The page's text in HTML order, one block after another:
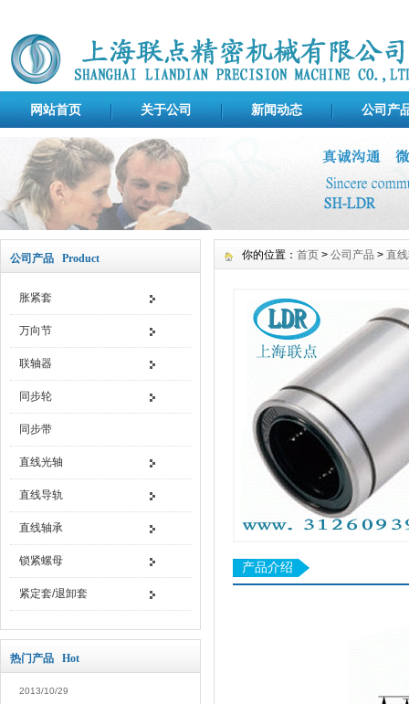
网站首页 关于公司 新闻动态 公司产
公司产品 Product
胀紧套
万向节
联轴器
同步轮
同步带
直线光轴
直线导轨
直线轴承
锁紧螺母
紧定套/退卸套
热门产品 Hot
2013/10/29
你的位置： 首页 > 公司产品 > 直
产品介绍